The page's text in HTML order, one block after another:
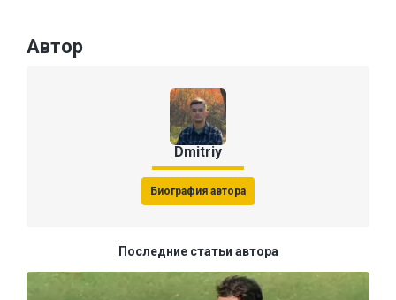
Автор
Dmitriy
Биография автора
Последние статьи автора